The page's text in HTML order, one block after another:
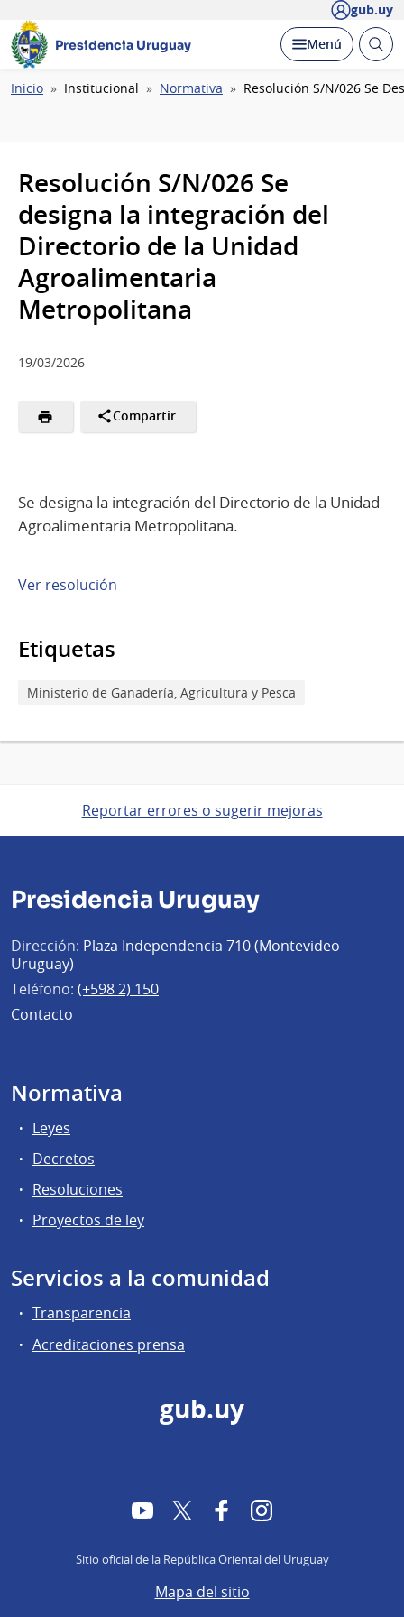
gub.uy
Presidencia Uruguay Desplegar
Menú Abrir
Ruta
Inicio Institucional Normativa Resolución S/N/026 Se
Resolución S/N/026 Se
designa la integración del
Directorio de la Unidad
Agroalimentaria
Metropolitana
19/03/2026
Compartir
Se designa la integración del Directorio de la Unidad
Agroalimentaria Metropolitana.
Ver resolución
Etiquetas
Ministerio de Ganadería, Agricultura y Pesca
Reportar errores o sugerir mejoras
Presidencia Uruguay
Dirección: Plaza Independencia 710 (Montevideo-
Uruguay)
Teléfono: (+598 2) 150
Contacto
Normativa
Leyes
Decretos
Resoluciones
Proyectos de ley
Servicios a la comunidad
Transparencia
Acreditaciones prensa
gub.uy
YouTubeTwitter FacebookInstagram
Sitio oficial de la República Oriental del Uruguay
Mapa del sitio